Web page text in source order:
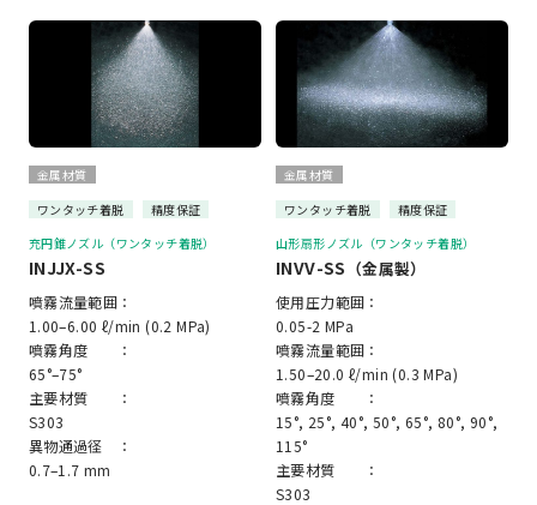
金属材質
ワンタッチ着脱
精度保証
充円錐ノズル（ワンタッチ着脱）
INJJX-SS
噴霧流量範囲：
1.00–6.00 ℓ/min (0.2 MPa)
噴霧角度 ：
65°–75°
主要材質 ：
S303
異物通過径 ：
0.7–1.7 mm
金属材質
ワンタッチ着脱
精度保証
山形扇形ノズル（ワンタッチ着脱）
INVV-SS （金属製）
使用圧力範囲：
0.05-2 MPa
噴霧流量範囲：
1.50–20.0 ℓ/min (0.3 MPa)
噴霧角度 ：
15°, 25°, 40°, 50°, 65°, 80°, 90°,
115°
主要材質 ：
S303